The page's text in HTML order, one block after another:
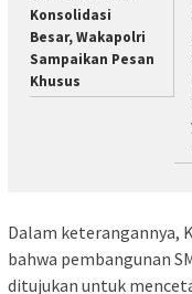
Konsolidasi
Besar, Wakapolri
Sampaikan Pesan
Khusus
Dalam keterangannya,
bahwa pembangunan
ditujukan untuk